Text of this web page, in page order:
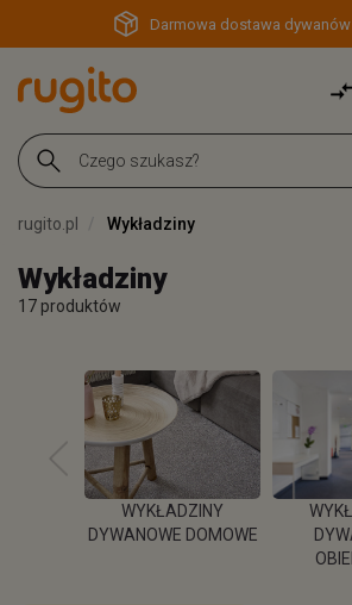
Darmowa dostawa dywanów
rugito.pl Wykładziny
Wykładziny
17 produktów
WYKŁADZINY
DYWANOWE DOMOWE